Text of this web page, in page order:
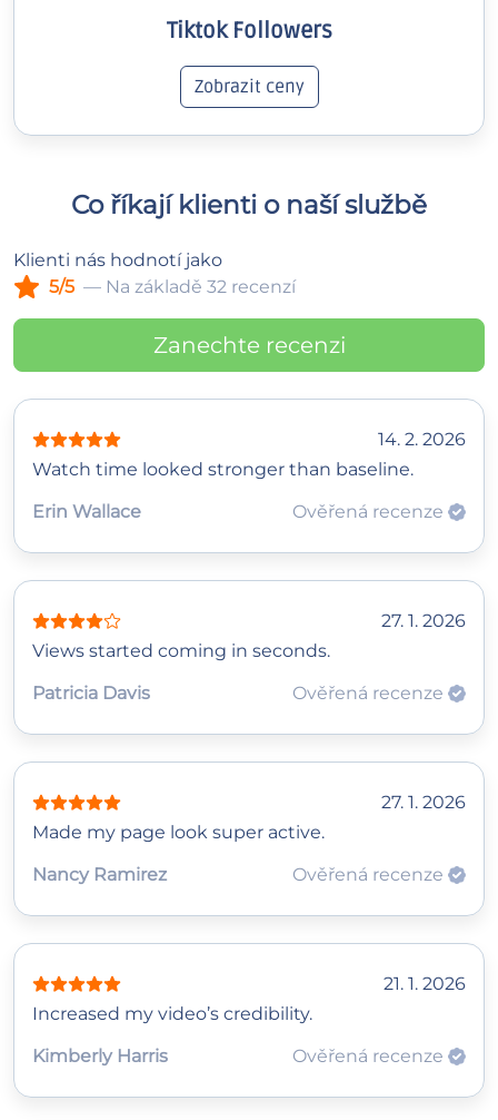
Tiktok Followers
Zobrazit ceny
Co říkají klienti o naší službě
Klienti nás hodnotí jako
5/5 — Na základě 32 recenzí
Zanechte recenzi
14. 2. 2026
Watch time looked stronger than baseline.
Erin Wallace
Ověřená recenze
27. 1. 2026
Views started coming in seconds.
Patricia Davis
Ověřená recenze
27. 1. 2026
Made my page look super active.
Nancy Ramirez
Ověřená recenze
21. 1. 2026
Increased my video’s credibility.
Kimberly Harris
Ověřená recenze